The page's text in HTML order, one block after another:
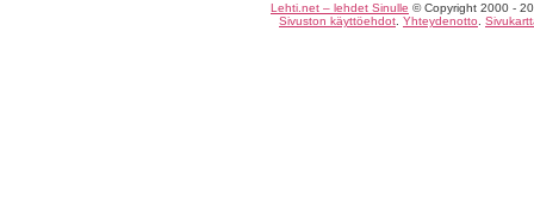
Lehti.net – lehdet Sinulle © Copyright 2000 -
Sivuston käyttöehdot Yhteydenotto